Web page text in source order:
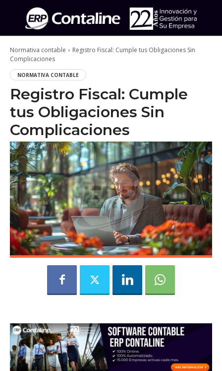
Normativa contable
Registro Fiscal: Cumple tus Obligaciones Sin
Complicaciones
NORMATIVA CONTABLE
Registro Fiscal: Cumple
tus Obligaciones Sin
Complicaciones